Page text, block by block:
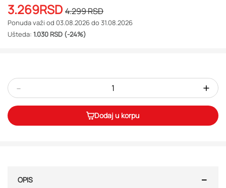
3.269RSD 4.299RSD
Ponuda važi od 03.08.2026 do 31.08.2026
Ušteda: 1.030 RSD (-24%)
- +
Dodaj u korpu
OPIS